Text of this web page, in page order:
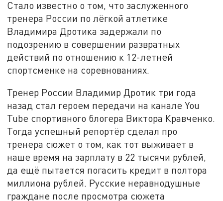
Стало известно о том, что заслуженного
тренера России по лёгкой атлетике
Владимира Дротика задержали по
подозрению в совершении развратных
действий по отношению к 12-летней
спортсменке на соревнованиях.
Тренер России Владимир Дротик три года
назад стал героем передачи на канале You
Tube спортивного блогера Виктора Кравченко.
Тогда успешный репортёр сделал про
тренера сюжет о том, как тот выживает в
наше время на зарплату в 22 тысячи рублей,
да ещё пытается погасить кредит в полтора
миллиона рублей. Русские неравнодушные
граждане после просмотра сюжета